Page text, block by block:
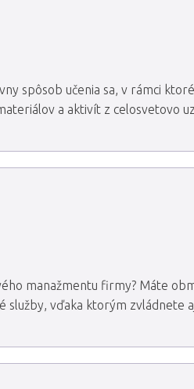
spôsob učenia sa, v rámci
a aktivít z celosvetovo
manažmentu firmy? Máte
služby, vďaka ktorým zvládnete